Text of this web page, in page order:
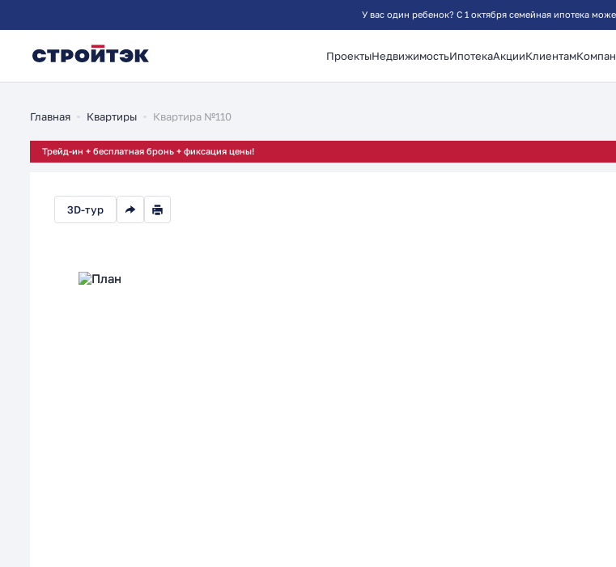
У вас один ребенок? С 1 октября семейная ипотека
ПроектыНедвижимостьИпотекаАкцииКлиентам
Студия 20.51м²
Главная Квартиры Квартира №110
Трейд-ин + бесплатная бронь + фиксация цены!
3D-тур